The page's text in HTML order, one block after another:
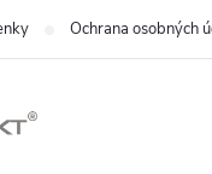
Ochrana osobných